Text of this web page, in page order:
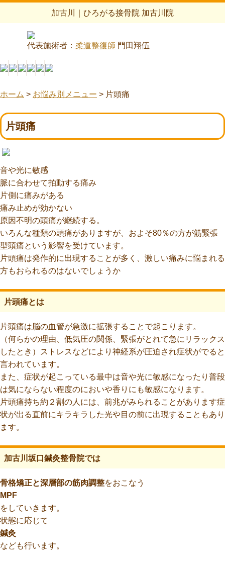
加古川｜ひろがる接骨院 加古川院
代表施術者： 柔道整復師 門田翔伍
ホーム > お悩み別メニュー > 片頭痛
片頭痛
音や光に敏感
脈に合わせて拍動する痛み
片側に痛みがある
痛み止めが効かない
原因不明の頭痛が継続する。
いろんな種類の頭痛がありますが、およそ80％の方が筋緊張
型頭痛という影響を受けています。
片頭痛は発作的に出現することが多く、激しい痛みに悩まれる
方もおられるのはないでしょうか
片頭痛とは
片頭痛は脳の血管が急激に拡張することで起こります。
（何らかの理由、低気圧の関係、緊張がとれて急にリラックス
したとき）ストレスなどにより神経系が圧迫され症状がでると
言われています。
また、症状が起こっている最中は音や光に敏感になったり普段
は気にならない程度のにおいや香りにも敏感になります。
片頭痛持ち約２割の人には、前兆がみられることがあります症
状が出る直前にキラキラした光や目の前に出現することもあり
ます。
加古川坂口鍼灸整骨院では
骨格矯正と深層部の筋肉調整をおこなう
MPF
をしていきます。
状態に応じて
鍼灸
なども行います。